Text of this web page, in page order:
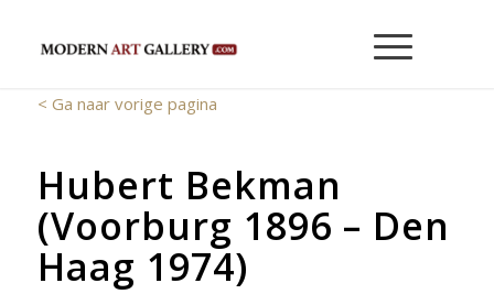
< Ga naar vorige pagina
Hubert Bekman
(Voorburg 1896 – Den
Haag 1974)